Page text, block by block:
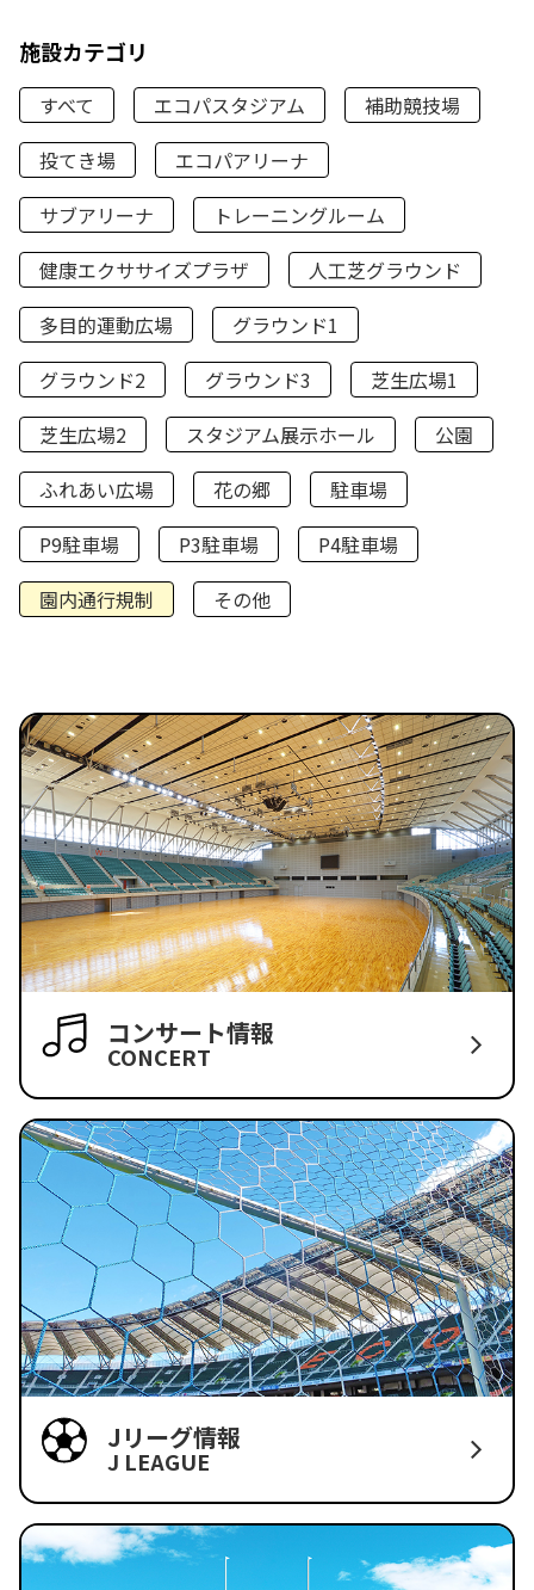
施設カテゴリ
すべて エコパスタジアム
補助競技場
投てき場
エコパアリーナ
サブアリーナ
トレーニングルーム
健康エクササイズプラザ
人工芝グラウンド
多目的運動広場
グラウンド1
グラウンド2
グラウンド3
芝生広場1
芝生広場2
スタジアム展示ホール
公園
ふれあい広場
花の郷
駐車場
P9駐車場
P3駐車場
P4駐車場
園内通行規制
その他
コンサート情報
CONCERT
Jリーグ情報
J LEAGUE